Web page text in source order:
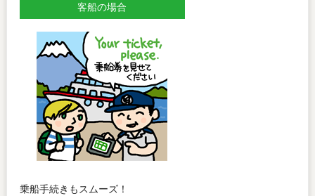
客船の場合
乗船手続きもスムーズ！